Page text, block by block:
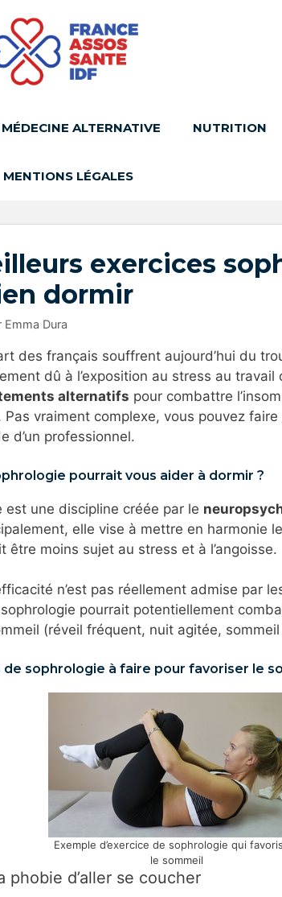
MÉDECINE ALTERNATIVE NUTRITION
MENTIONS LÉGALES
exercices
dormir
Emma Dura
des français souffrent aujourd’hui du
dû à l’exposition au stress au travail
alternatifs pour combattre
Pas vraiment complexe, vous pouvez
d’un professionnel.
pourrait vous aider à dormir ?
est une discipline créée par le
elle vise à mettre en harmonie
être moins sujet au stress et à l’angoisse.
n’est pas réellement admise par
pourrait potentiellement
(réveil fréquent, nuit agitée,
de sophrologie à faire pour favoriser le
Exemple d’exercice de sophrologie qui
le sommeil
phobie d’aller se coucher